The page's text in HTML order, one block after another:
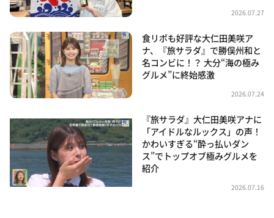
2026.07.27
食リポも好評な大仁田美咲ア
ナ、『旅サラダ』で勝俣州和と
名コンビに！？ 大分“海の極み
グルメ”に終始感激
2026.07.24
『旅サラダ』大仁田美咲アナに
「アイドルなルックス」の声！
かわいすぎる“酔っ払いダン
ス”でトップオブ極みグルメを
紹介
2026.07.16